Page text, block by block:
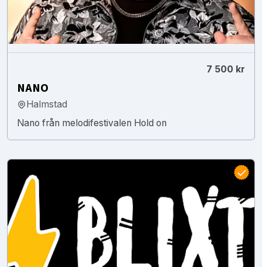
7 500 kr
NANO
Halmstad
Nano från melodifestivalen Hold on